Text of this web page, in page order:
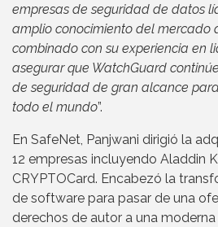
empresas de seguridad de datos
amplio conocimiento del mercado
combinado con su experiencia en
asegurar que WatchGuard
de seguridad de gran alcance
todo el mundo”.
En SafeNet, Panjwani dirigió la
12 empresas incluyendo Aladdin
CRYPTOCard. Encabezó la
de software para pasar de una
derechos de autor a una